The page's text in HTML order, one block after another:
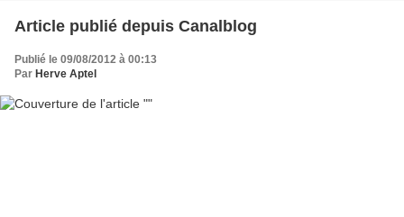
Article publié depuis Canalblog
Publié le 09/08/2012 à 00:13
Par Herve Aptel